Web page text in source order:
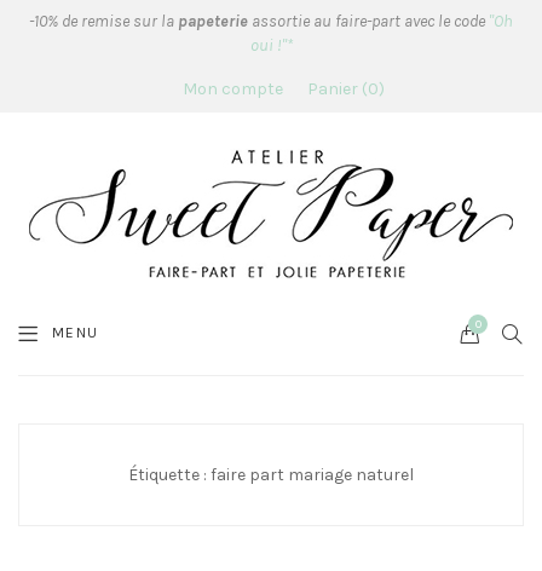
-10% de remise sur la papeterie assortie au faire-part avec le code "Oh
oui !"*
Mon compte Panier 0
MENU Cart
0
Étiquette : faire part mariage naturel